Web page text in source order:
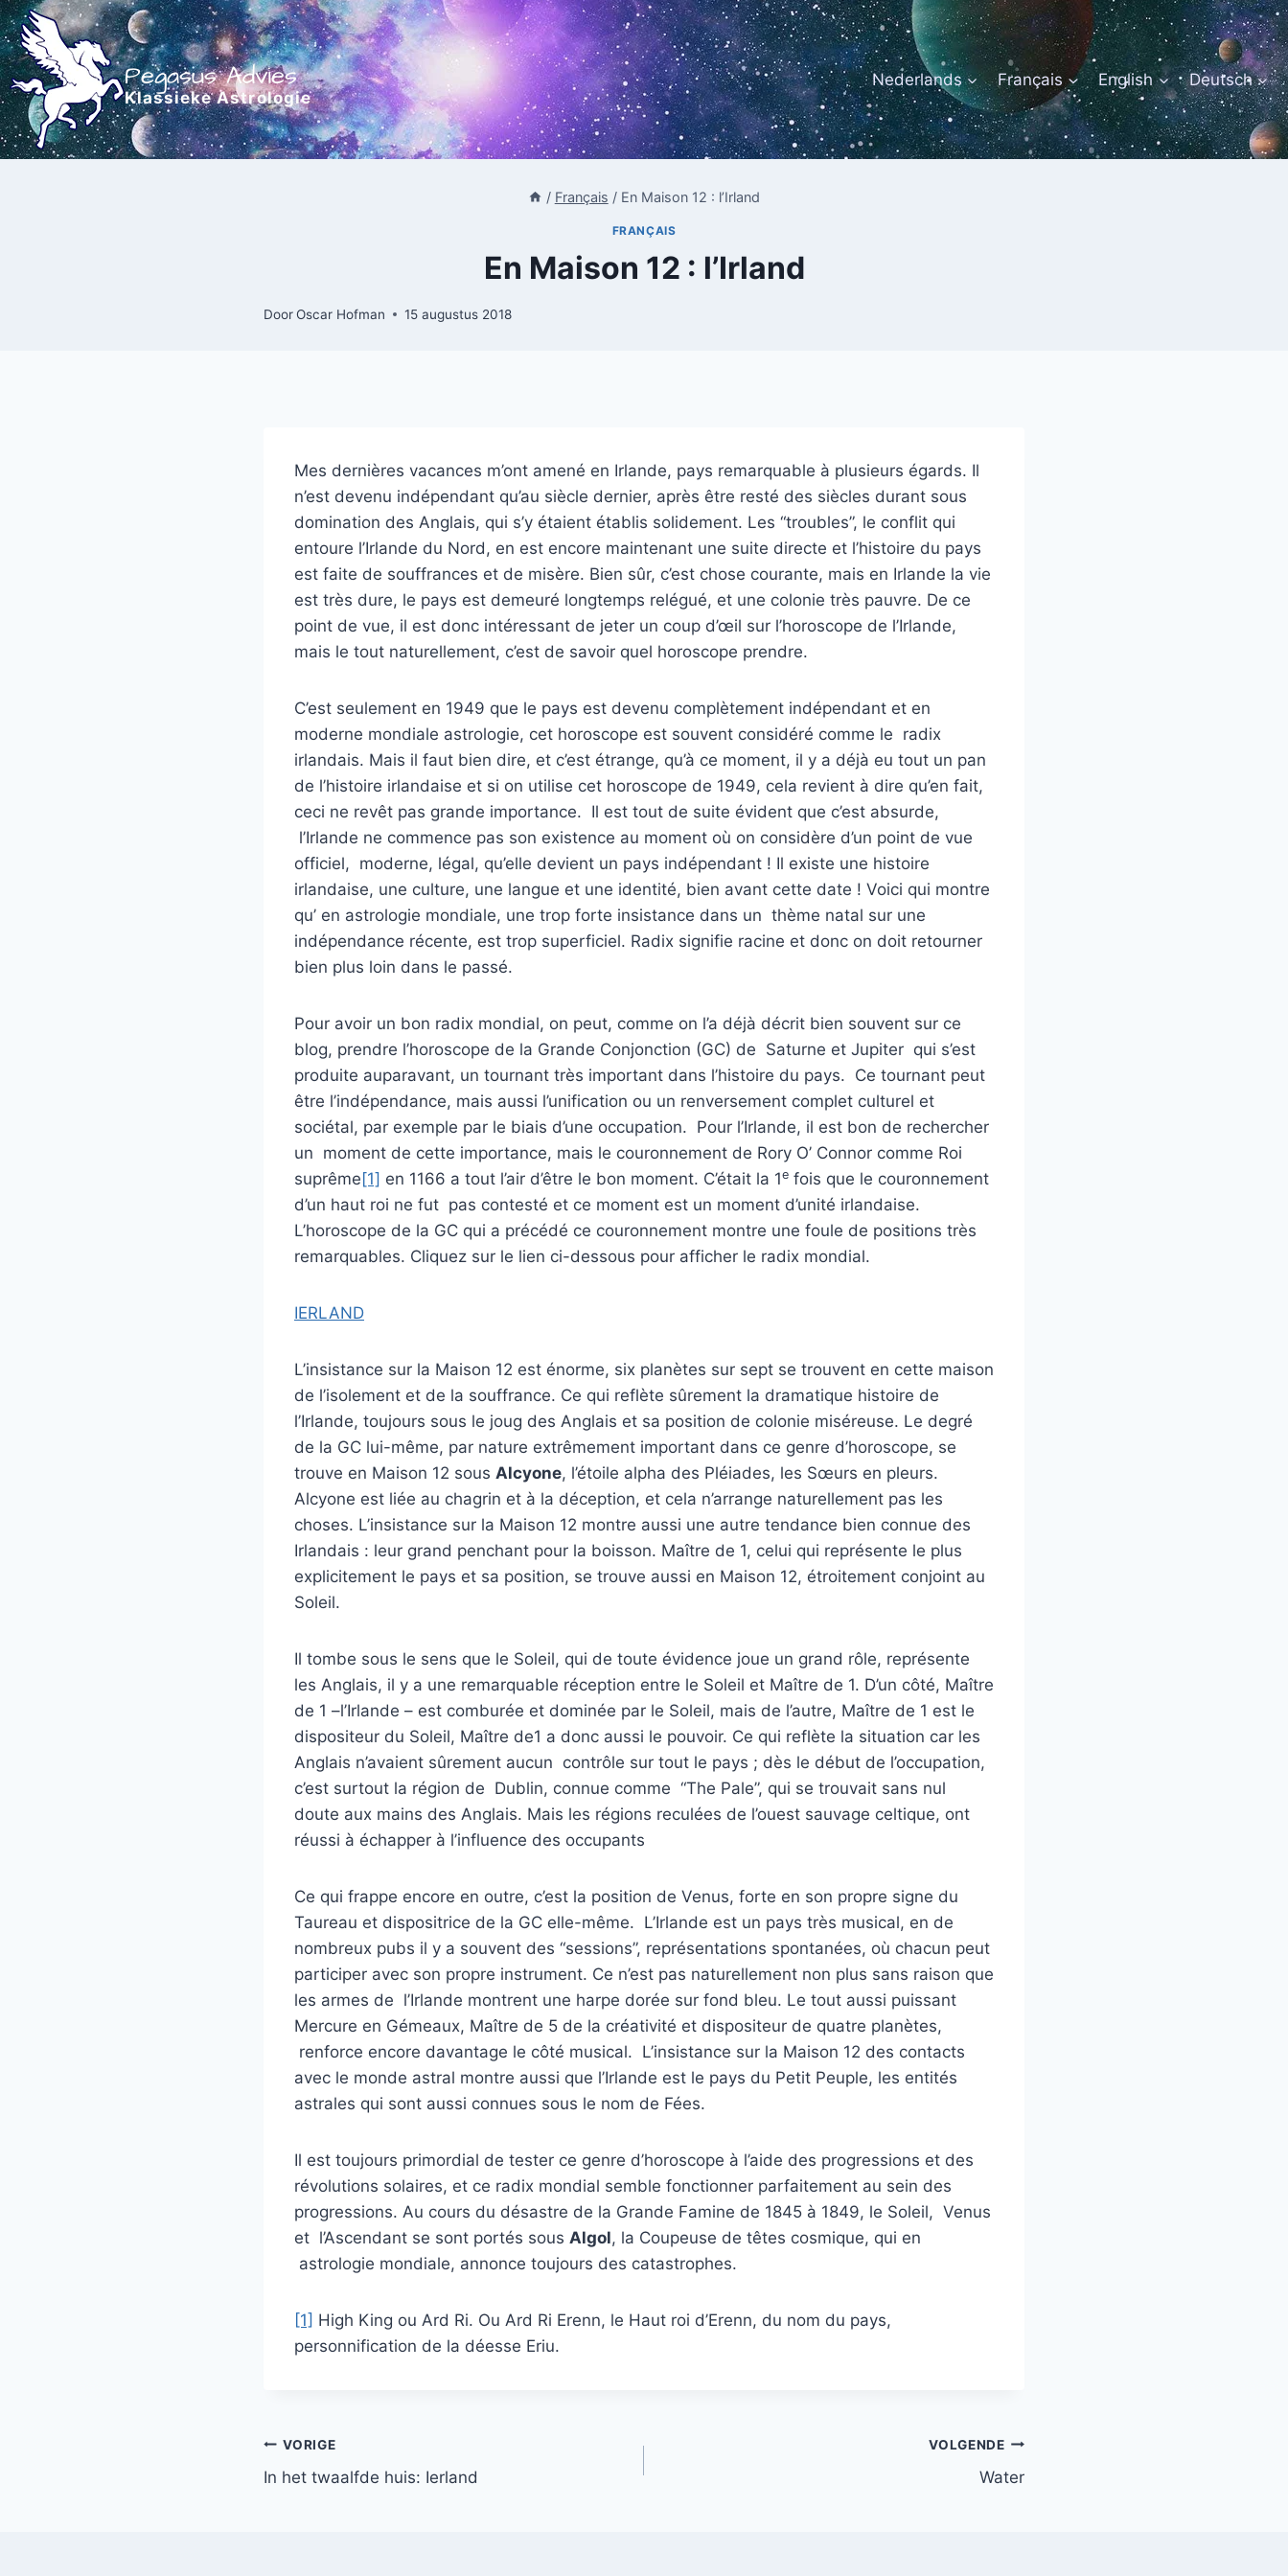
Doorgaan
naar
inhoud
Pegasus Advies
Klassieke Astrologie
Nederlands Français English Deutsch
/ Français / En Maison 12 : l’Irland
FRANÇAIS
En Maison 12 : l’Irland
DoorOscar Hofman 15 augustus 2018
Mes dernières vacances m’ont amené en Irlande, pays remarquable à plusieurs égards. Il
n’est devenu indépendant qu’au siècle dernier, après être resté des siècles durant sous
domination des Anglais, qui s’y étaient établis solidement. Les “troubles”, le conflit qui
entoure l’Irlande du Nord, en est encore maintenant une suite directe et l’histoire du pays
est faite de souffrances et de misère. Bien sûr, c’est chose courante, mais en Irlande la vie
est très dure, le pays est demeuré longtemps relégué, et une colonie très pauvre. De ce
point de vue, il est donc intéressant de jeter un coup d’œil sur l’horoscope de l’Irlande,
mais le tout naturellement, c’est de savoir quel horoscope prendre.
C’est seulement en 1949 que le pays est devenu complètement indépendant et en
moderne mondiale astrologie, cet horoscope est souvent considéré comme le radix
irlandais. Mais il faut bien dire, et c’est étrange, qu’à ce moment, il y a déjà eu tout un pan
de l’histoire irlandaise et si on utilise cet horoscope de 1949, cela revient à dire qu’en fait,
ceci ne revêt pas grande importance. Il est tout de suite évident que c’est absurde,
l’Irlande ne commence pas son existence au moment où on considère d’un point de vue
officiel, moderne, légal, qu’elle devient un pays indépendant ! Il existe une histoire
irlandaise, une culture, une langue et une identité, bien avant cette date ! Voici qui montre
qu’ en astrologie mondiale, une trop forte insistance dans un thème natal sur une
indépendance récente, est trop superficiel. Radix signifie racine et donc on doit retourner
bien plus loin dans le passé.
Pour avoir un bon radix mondial, on peut, comme on l’a déjà décrit bien souvent sur ce
blog, prendre l’horoscope de la Grande Conjonction (GC) de Saturne et Jupiter qui s’est
produite auparavant, un tournant très important dans l’histoire du pays. Ce tournant peut
être l’indépendance, mais aussi l’unification ou un renversement complet culturel et
sociétal, par exemple par le biais d’une occupation. Pour l’Irlande, il est bon de rechercher
un moment de cette importance, mais le couronnement de Rory O’ Connor comme Roi
suprême [1] en 1166 a tout l’air d’être le bon moment. C’était la 1e fois que le couronnement
d’un haut roi ne fut pas contesté et ce moment est un moment d’unité irlandaise.
L’horoscope de la GC qui a précédé ce couronnement montre une foule de positions très
remarquables. Cliquez sur le lien ci-dessous pour afficher le radix mondial.
IERLAND
L’insistance sur la Maison 12 est énorme, six planètes sur sept se trouvent en cette maison
de l’isolement et de la souffrance. Ce qui reflète sûrement la dramatique histoire de
l’Irlande, toujours sous le joug des Anglais et sa position de colonie miséreuse. Le degré
de la GC lui-même, par nature extrêmement important dans ce genre d’horoscope, se
trouve en Maison 12 sous Alcyone, l’étoile alpha des Pléiades, les Sœurs en pleurs.
Alcyone est liée au chagrin et à la déception, et cela n’arrange naturellement pas les
choses. L’insistance sur la Maison 12 montre aussi une autre tendance bien connue des
Irlandais : leur grand penchant pour la boisson. Maître de 1, celui qui représente le plus
explicitement le pays et sa position, se trouve aussi en Maison 12, étroitement conjoint au
Soleil.
Il tombe sous le sens que le Soleil, qui de toute évidence joue un grand rôle, représente
les Anglais, il y a une remarquable réception entre le Soleil et Maître de 1. D’un côté, Maître
de 1 –l’Irlande – est comburée et dominée par le Soleil, mais de l’autre, Maître de 1 est le
dispositeur du Soleil, Maître de1 a donc aussi le pouvoir. Ce qui reflète la situation car les
Anglais n’avaient sûrement aucun contrôle sur tout le pays ; dès le début de l’occupation,
c’est surtout la région de Dublin, connue comme “The Pale”, qui se trouvait sans nul
doute aux mains des Anglais. Mais les régions reculées de l’ouest sauvage celtique, ont
réussi à échapper à l’influence des occupants
Ce qui frappe encore en outre, c’est la position de Venus, forte en son propre signe du
Taureau et dispositrice de la GC elle-même. L’Irlande est un pays très musical, en de
nombreux pubs il y a souvent des “sessions”, représentations spontanées, où chacun peut
participer avec son propre instrument. Ce n’est pas naturellement non plus sans raison que
les armes de l’Irlande montrent une harpe dorée sur fond bleu. Le tout aussi puissant
Mercure en Gémeaux, Maître de 5 de la créativité et dispositeur de quatre planètes,
renforce encore davantage le côté musical. L’insistance sur la Maison 12 des contacts
avec le monde astral montre aussi que l’Irlande est le pays du Petit Peuple, les entités
astrales qui sont aussi connues sous le nom de Fées.
Il est toujours primordial de tester ce genre d’horoscope à l’aide des progressions et des
révolutions solaires, et ce radix mondial semble fonctionner parfaitement au sein des
progressions. Au cours du désastre de la Grande Famine de 1845 à 1849, le Soleil, Venus
et l’Ascendant se sont portés sous Algol, la Coupeuse de têtes cosmique, qui en
astrologie mondiale, annonce toujours des catastrophes.
[1] High King ou Ard Ri. Ou Ard Ri Erenn, le Haut roi d’Erenn, du nom du pays,
personnification de la déesse Eriu.
Bericht
navigatie
VORIGE
In het twaalfde huis: Ierland
VOLGENDE
Water